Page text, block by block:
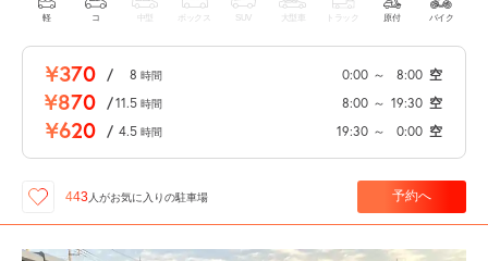
軽 コ 中型 ボックス SUV 大型車 トラック 原付 バイク
¥370 / 8 時間 0:00 ～ 8:00 空
¥870 /11.5 時間 8:00 ～ 19:30 空
¥620 / 4.5 時間 19:30 ～ 0:00 空
443 人がお気に入りの駐車場 予約へ